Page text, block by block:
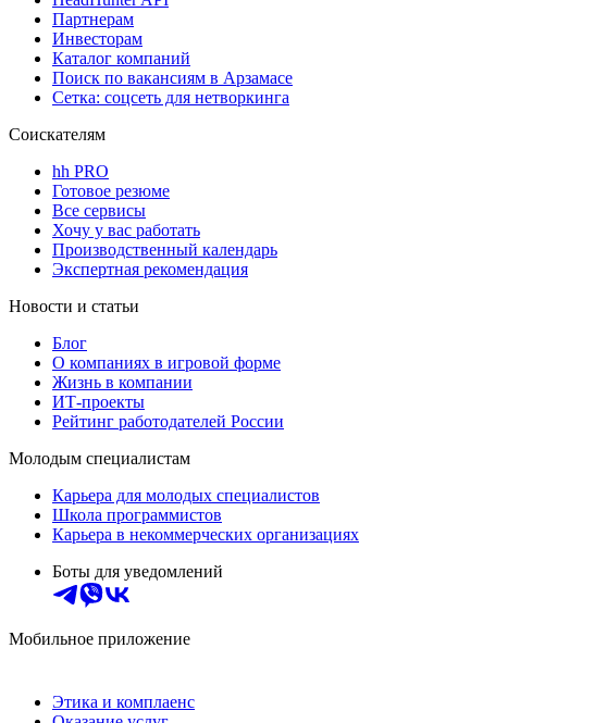
Партнерам
Инвесторам
Каталог компаний
Поиск по вакансиям в Арзамасе
Сетка: соцсеть для нетворкинга
Соискателям
hh PRO
Готовое резюме
Все сервисы
Хочу у вас работать
Производственный календарь
Экспертная рекомендация
Новости и статьи
Блог
О компаниях в игровой форме
Жизнь в компании
ИТ-проекты
Рейтинг работодателей России
Молодым специалистам
Карьера для молодых специалистов
Школа программистов
Карьера в некоммерческих организациях
Боты для уведомлений
Мобильное приложение
Этика и комплаенс